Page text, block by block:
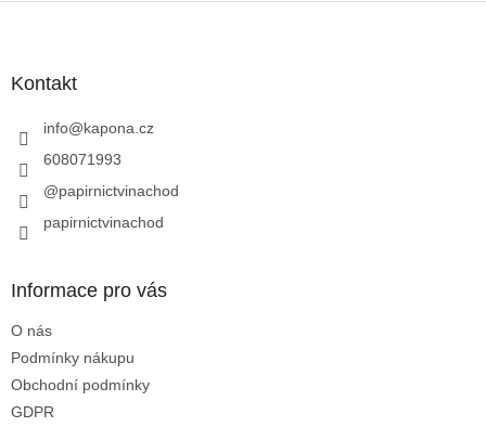
Kontakt
info@kapona.cz
608071993
@papirnictvinachod
papirnictvinachod
Informace pro vás
O nás
Podmínky nákupu
Obchodní podmínky
GDPR